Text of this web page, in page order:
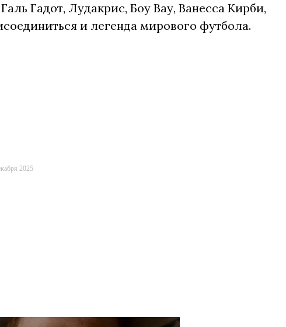
Гадот, Лудакрис, Боу Вау, Ванесса Кирби,
и легенда мирового футбола.
2025